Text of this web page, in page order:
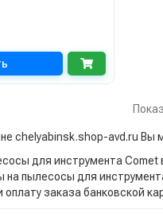
chelyabinsk.shop-avd.ru Вы
для инструмента Comet
на пылесосы для
заказа банковской